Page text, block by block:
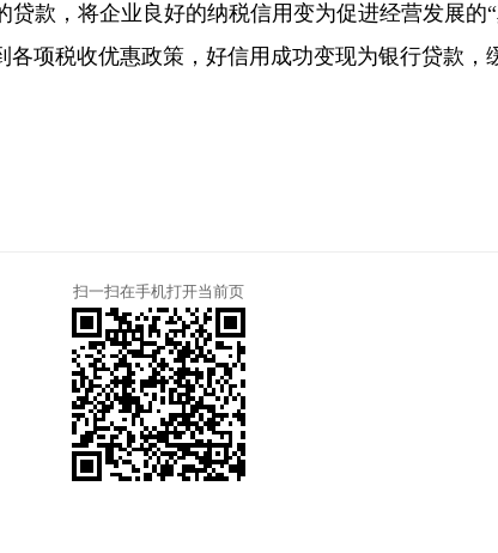
款，将企业良好的纳税信用变为促进经营发展的“
税收优惠政策，好信用成功变现为银行贷款，
扫一扫在手机打开当前页